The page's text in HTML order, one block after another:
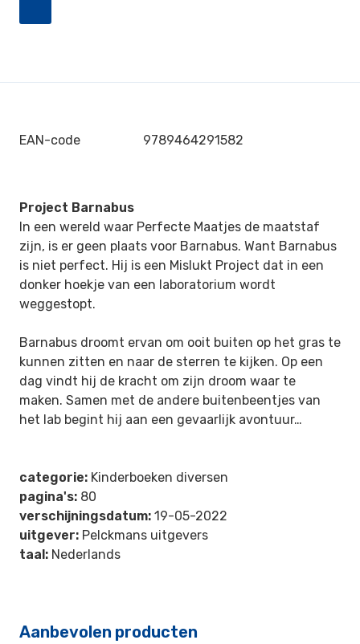
EAN-code 9789464291582
Project Barnabus
In een wereld waar Perfecte Maatjes de maatstaf
zijn, is er geen plaats voor Barnabus. Want Barnabus
is niet perfect. Hij is een Mislukt Project dat in een
donker hoekje van een laboratorium wordt
weggestopt.
Barnabus droomt ervan om ooit buiten op het gras te
kunnen zitten en naar de sterren te kijken. Op een
dag vindt hij de kracht om zijn droom waar te
maken. Samen met de andere buitenbeentjes van
het lab begint hij aan een gevaarlijk avontuur…
categorie: Kinderboeken diversen
pagina's: 80
verschijningsdatum: 19-05-2022
uitgever: Pelckmans uitgevers
taal: Nederlands
Aanbevolen producten